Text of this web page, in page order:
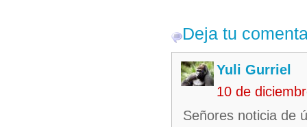
Deja tu
Yuli Gurriel
10 de
Señores noticia de